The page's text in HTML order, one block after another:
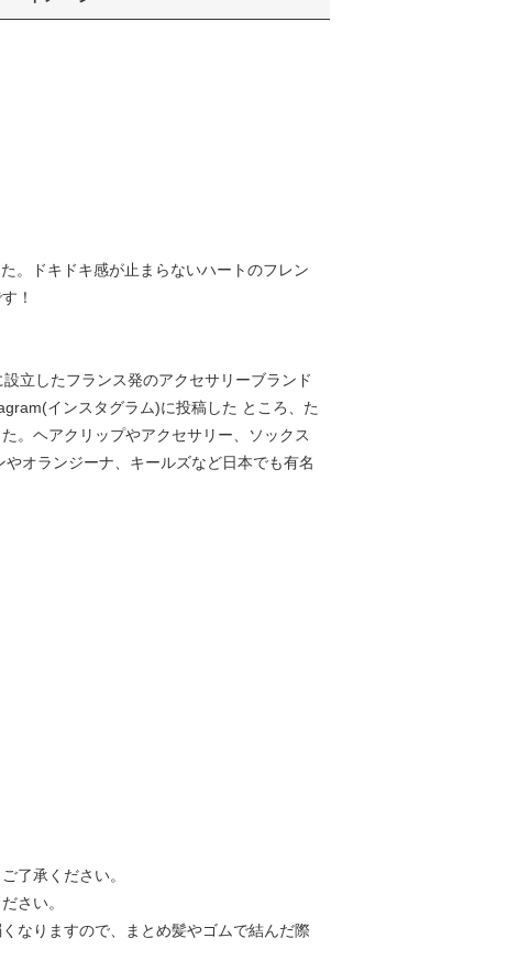
。ドキドキ感が止まらないハートのフレン
！
立したフランス発のアクセサリーブランド
インスタグラム)に投稿した ところ、た
。ヘアクリップやアクセサリー、ソックス
オランジーナ、キールズなど日本でも有名
了承ください。
さい。
なりますので、まとめ髪やゴムで結んだ際